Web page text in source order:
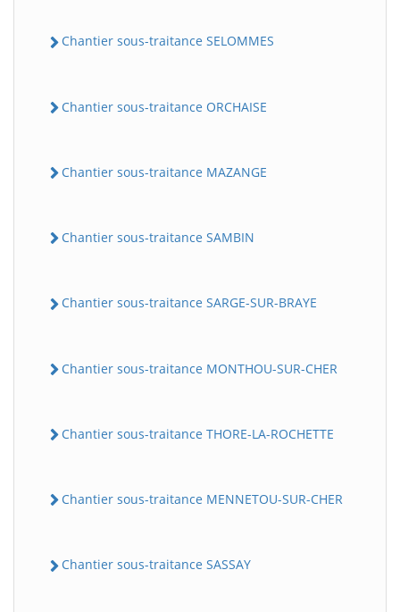
Chantier sous-traitance SELOMMES
Chantier sous-traitance ORCHAISE
Chantier sous-traitance MAZANGE
Chantier sous-traitance SAMBIN
Chantier sous-traitance SARGE-SUR-BRAYE
Chantier sous-traitance MONTHOU-SUR-CHER
Chantier sous-traitance THORE-LA-ROCHETTE
Chantier sous-traitance MENNETOU-SUR-CHER
Chantier sous-traitance SASSAY